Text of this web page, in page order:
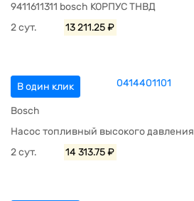
9411611311 bosch КОРПУС ТНВД
2 сут.
13 211.25 ₽
В один клик 0414401101
Bosch
Насос топливный высокого давления
2 сут.
14 313.75 ₽